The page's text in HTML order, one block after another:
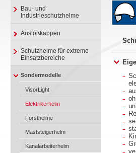
Bau- und
Industrieschutzhelme
Anstoßkappen
Schutzhelme für extreme
Einsatzbereiche
Sondermodelle
VisorLight
Elektrikerhelm
Forsthelme
Maststeigerhelm
Kanalarbeiterhelm